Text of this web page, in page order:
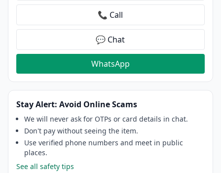
📞 Call
💬 Chat
WhatsApp
Stay Alert: Avoid Online Scams
We will never ask for OTPs or card details in chat.
Don't pay without seeing the item.
Use verified phone numbers and meet in public
places.
See all safety tips